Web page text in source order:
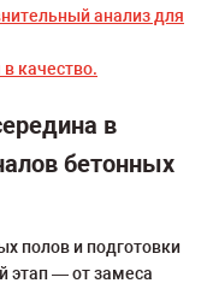
анализ для
качество.
в
бетонных
полов и подготовки
этап — от замеса